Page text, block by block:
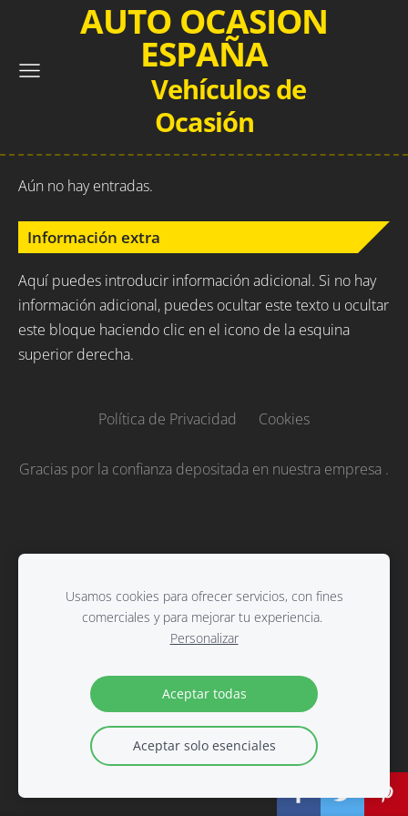
AUTO OCASION
ESPAÑA
Vehículos de
Ocasión
Información extra
Aquí puedes introducir información adicional. Si no hay
información adicional, puedes ocultar este texto u ocultar
este bloque haciendo clic en el icono de la esquina
superior derecha.
Aún no hay entradas.
Política de Privacidad Cookies
Gracias por la confianza depositada en nuestra empresa .
Usamos cookies para ofrecer servicios, con fines
comerciales y para mejorar tu experiencia.
Personalizar
Aceptar todas
Aceptar solo esenciales